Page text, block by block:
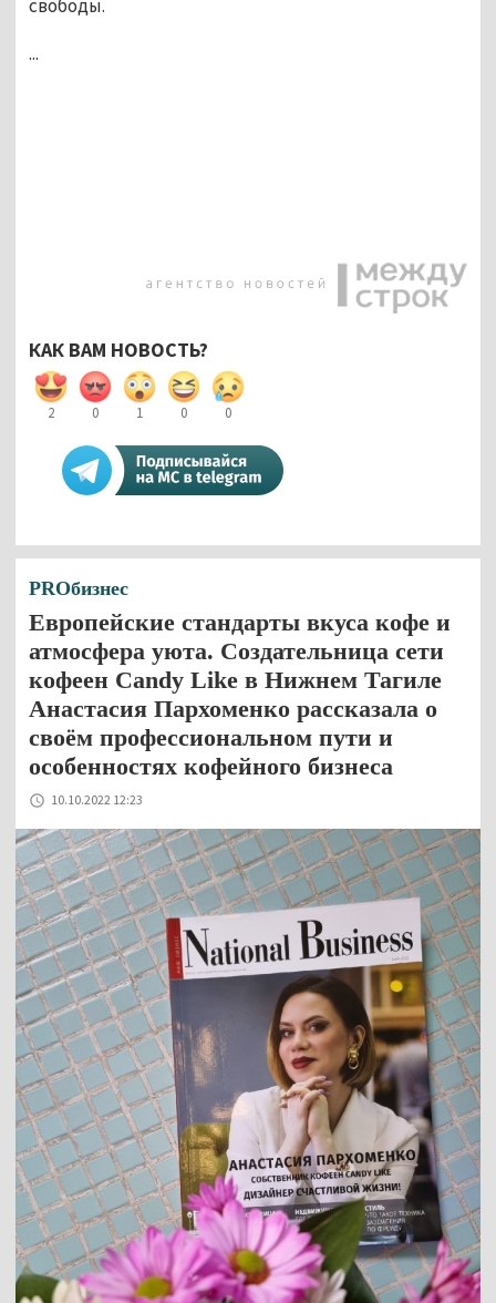
свободы.
...
КАК ВАМ НОВОСТЬ?
2 0 1 0 0
PROбизнес
Европейские стандарты вкуса кофе и
атмосфера уюта. Создательница сети
кофеен Candy Like в Нижнем Тагиле
Анастасия Пархоменко рассказала о
своём профессиональном пути и
особенностях кофейного бизнеса
10.10.2022 12:23